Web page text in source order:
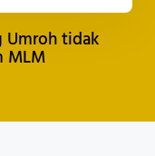
Umroh tidak
MLM